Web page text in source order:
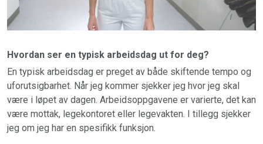
Hvordan ser en typisk arbeidsdag ut for deg?
En typisk arbeidsdag er preget av både skiftende tempo og
uforutsigbarhet. Når jeg kommer sjekker jeg hvor jeg skal
være i løpet av dagen. Arbeidsoppgavene er varierte, det kan
være mottak, legekontoret eller legevakten. I tillegg sjekker
jeg om jeg har en spesifikk funksjon.